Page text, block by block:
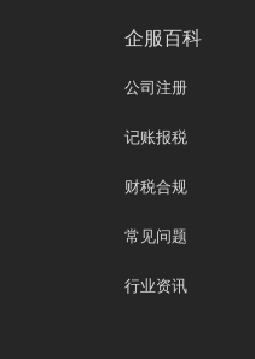
企服百科
公司注册
记账报税
财税合规
常见问题
行业资讯